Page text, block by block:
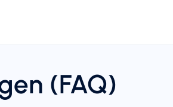
(FAQ)